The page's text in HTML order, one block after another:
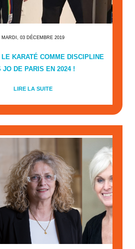
MARDI, 03 DÉCEMBRE 2019
KARATÉ COMME DISCIPLINE
JO DE PARIS EN 2024 !
LIRE LA SUITE